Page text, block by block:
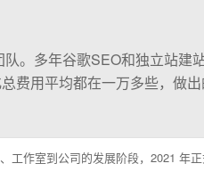
。多年谷歌SEO和独立站建
费用平均都在一万多些，做
工作室到公司的发展阶段，2021 年